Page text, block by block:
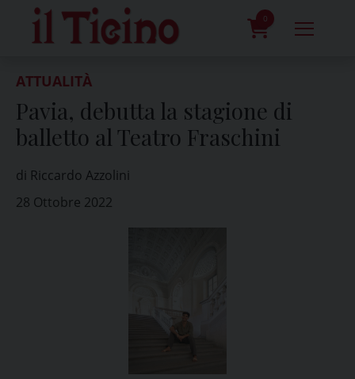
content
0
ATTUALITÀ
Pavia, debutta la stagione di
balletto al Teatro Fraschini
di Riccardo Azzolini
28 Ottobre 2022